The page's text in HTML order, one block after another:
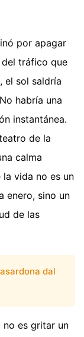
por apagar
del tráfico que
el sol saldría
habría una
instantánea.
de la
calma
vida no es un
enero, sino un
de las
dal
no es gritar un